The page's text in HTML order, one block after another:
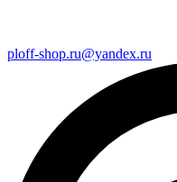
ploff-shop.ru@yandex.ru